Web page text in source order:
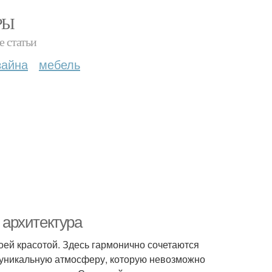
статьи
мебель
красотой. Здесь гармонично сочетаются
атмосферу, которую невозможно